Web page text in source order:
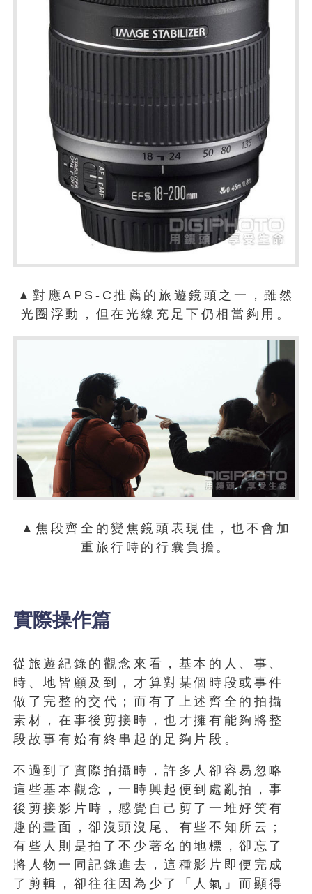
▲對應APS-C推薦的旅遊鏡頭之一，雖然
光圈浮動，但在光線充足下仍相當夠用。
▲焦段齊全的變焦鏡頭表現佳，也不會加
重旅行時的行囊負擔。
實際操作篇
從旅遊紀錄的觀念來看，基本的人、事、
時、地皆顧及到，才算對某個時段或事件
做了完整的交代；而有了上述齊全的拍攝
素材，在事後剪接時，也才擁有能夠將整
段故事有始有終串起的足夠片段。
不過到了實際拍攝時，許多人卻容易忽略
這些基本觀念，一時興起便到處亂拍，事
後剪接影片時，感覺自己剪了一堆好笑有
趣的畫面，卻沒頭沒尾、有些不知所云；
有些人則是拍了不少著名的地標，卻忘了
將人物一同記錄進去，這種影片即便完成
了剪輯，卻往往因為少了「人氣」而顯得